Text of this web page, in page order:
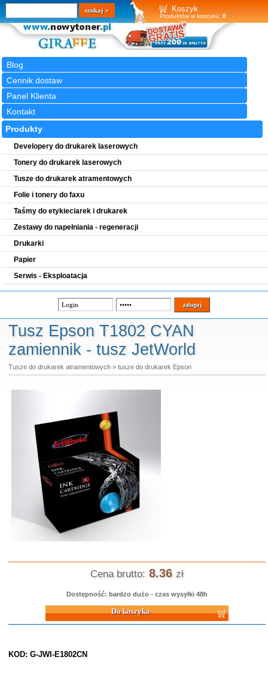
Koszyk
Produktów w koszyku: 0
Blog
Cennik dostaw
Panel Klienta
Kontakt
Wyszukiwarka
szukaj
Produkty
Developery do drukarek laserowych
Tonery do drukarek laserowych
Tusze do drukarek atramentowych
Folie i tonery do faxu
Taśmy do etykieciarek i drukarek
Zestawy do napełniania - regeneracji
Drukarki
Papier
Serwis - Eksploatacja
Tusz Epson T1802 CYAN
zamiennik - tusz JetWorld
Tusze do drukarek atramentowych» tusze do drukarek Epson
Cena brutto: 8.36 zł
Dostępność: bardzo dużo - czas wysyłki 48h
Do koszyka
KOD: G-JWI-E1802CN